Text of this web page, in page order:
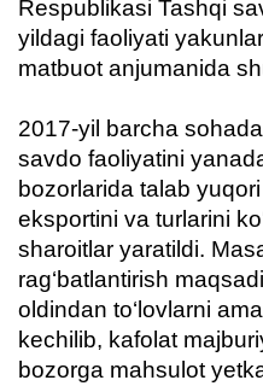
Respublikasi Tashqi
yildagi faoliyati
matbuot anjumanida
2017-yil barcha
savdo faoliyatini
bozorlarida talab
eksportini va turlarini
sharoitlar yaratildi.
rag‘batlantirish
oldindan to‘lovlarni
kechilib, kafolat
bozorga mahsulot